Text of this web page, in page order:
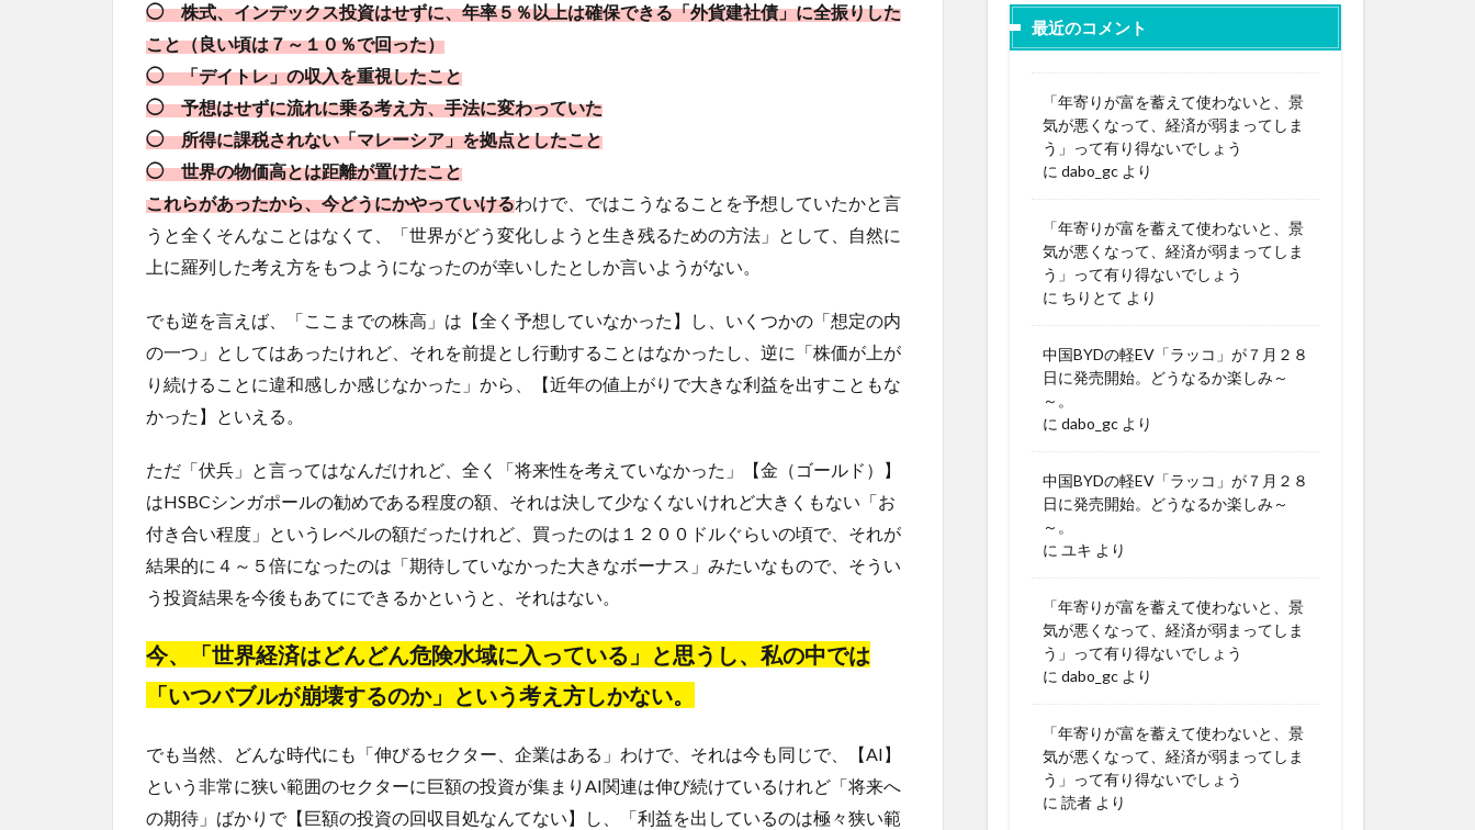
◯ 株式、インデックス投資はせずに、年率５％以上は確保できる「外貨建社債」に全振りした
こと（良い頃は７～１０％で回った）
◯ 「デイトレ」の収入を重視したこと
◯ 予想はせずに流れに乗る考え方、手法に変わっていた
◯ 所得に課税されない「マレーシア」を拠点としたこと
◯ 世界の物価高とは距離が置けたこと
これらがあったから、今どうにかやっていけるわけで、ではこうなることを予想していたかと言
うと全くそんなことはなくて、「世界がどう変化しようと生き残るための方法」として、自然に
上に羅列した考え方をもつようになったのが幸いしたとしか言いようがない。
でも逆を言えば、「ここまでの株高」は【全く予想していなかった】し、いくつかの「想定の内
の一つ」としてはあったけれど、それを前提とし行動することはなかったし、逆に「株価が上が
り続けることに違和感しか感じなかった」から、【近年の値上がりで大きな利益を出すこともな
かった】といえる。
ただ「伏兵」と言ってはなんだけれど、全く「将来性を考えていなかった」【金（ゴールド）】
はHSBCシンガポールの勧めである程度の額、それは決して少なくないけれど大きくもない「お
付き合い程度」というレベルの額だったけれど、買ったのは１２００ドルぐらいの頃で、それが
結果的に４～５倍になったのは「期待していなかった大きなボーナス」みたいなもので、そうい
う投資結果を今後もあてにできるかというと、それはない。
今、「世界経済はどんどん危険水域に入っている」と思うし、私の中では
「いつバブルが崩壊するのか」という考え方しかない。
でも当然、どんな時代にも「伸びるセクター、企業はある」わけで、それは今も同じで、【AI】
という非常に狭い範囲のセクターに巨額の投資が集まりAI関連は伸び続けているけれど「将来へ
の期待」ばかりで【巨額の投資の回収目処なんてない】し、「利益を出しているのは極々狭い範
最近のコメント
「年寄りが富を蓄えて使わないと、景
気が悪くなって、経済が弱まってしま
う」って有り得ないでしょう
に dabo_gc より
「年寄りが富を蓄えて使わないと、景
気が悪くなって、経済が弱まってしま
う」って有り得ないでしょう
に ちりとて より
中国BYDの軽EV「ラッコ」が７月２８
日に発売開始。どうなるか楽しみ～
～。
に dabo_gc より
中国BYDの軽EV「ラッコ」が７月２８
日に発売開始。どうなるか楽しみ～
～。
に ユキ より
「年寄りが富を蓄えて使わないと、景
気が悪くなって、経済が弱まってしま
う」って有り得ないでしょう
に dabo_gc より
「年寄りが富を蓄えて使わないと、景
気が悪くなって、経済が弱まってしま
う」って有り得ないでしょう
に 読者 より